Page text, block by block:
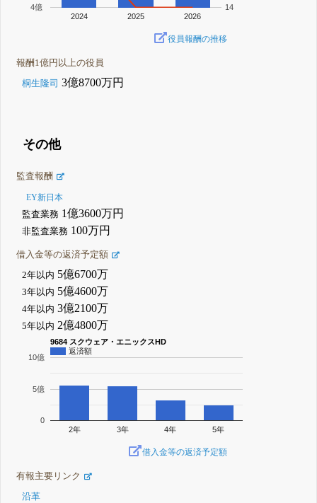
2024 2025 2026
4億 14
役員報酬の推移
報酬1億円以上の役員
桐生隆司 3億8700万円
その他
監査報酬
EY新日本
監査業務 1億3600万円
非監査業務 100万円
借入金等の返済予定額
2年以内 5億6700万
3年以内 5億4600万
4年以内 3億2100万
5年以内 2億4800万
9684 スクウェア・エニックスHD
返済額
2年 3年 4年 5年
0
5億
10億
借入金等の返済予定額
有報主要リンク
沿革